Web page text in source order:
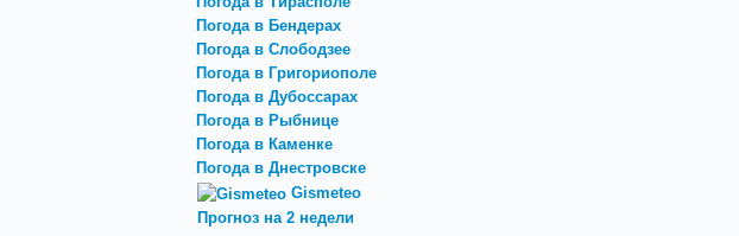
Погода в Бендерах
Погода в Слободзее
Погода в Григориополе
Погода в Дубоссарах
Погода в Рыбнице
Погода в Каменке
Погода в Днестровске
Gismeteo
Прогноз на 2 недели